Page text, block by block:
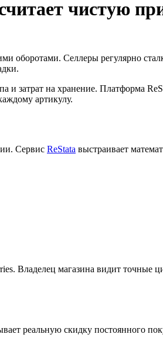
чистую
оборотами. Селлеры регулярно
затрат на хранение. Платформа
артикулу.
Сервис ReStata выстраивает
Владелец магазина видит
реальную скидку постоянного